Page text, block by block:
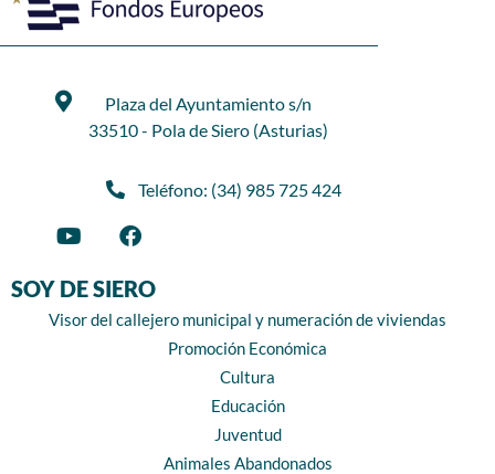
Plaza del Ayuntamiento s/n
33510 - Pola de Siero (Asturias)
Teléfono: (34) 985 725 424
SOY DE SIERO
Visor del callejero municipal y numeración de viviendas
Promoción Económica
Cultura
Educación
Juventud
Animales Abandonados